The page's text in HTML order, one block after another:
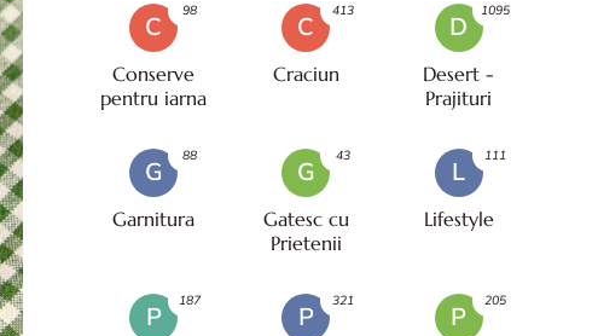
C
Conserve
pentru iarna
98
C
Craciun
413
D
Desert -
Prajituri
1095
G
Garnitura
88
G
Gatesc cu
Prietenii
43
L
Lifestyle
111
P
187
P
321
P
205